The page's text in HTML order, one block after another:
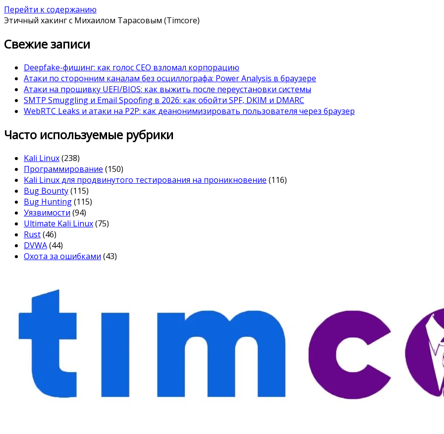
Перейти к содержанию
Этичный хакинг с Михаилом Тарасовым (Timcore)
Свежие записи
Deepfake-фишинг: как голос CEO взломал корпорацию
Атаки по сторонним каналам без осциллографа: Power Analysis в браузере
Атаки на прошивку UEFI/BIOS: как выжить после переустановки системы
SMTP Smuggling и Email Spoofing в 2026: как обойти SPF, DKIM и DMARC
WebRTC Leaks и атаки на P2P: как деанонимизировать пользователя через браузер
Часто используемые рубрики
Kali Linux(238)
Программирование (150)
Kali Linux для продвинутого тестирования на проникновение (116)
Bug Bounty(115)
Bug Hunting(115)
Уязвимости (94)
Ultimate Kali Linux(75)
Rust(46)
DVWA(44)
Охота за ошибками (43)